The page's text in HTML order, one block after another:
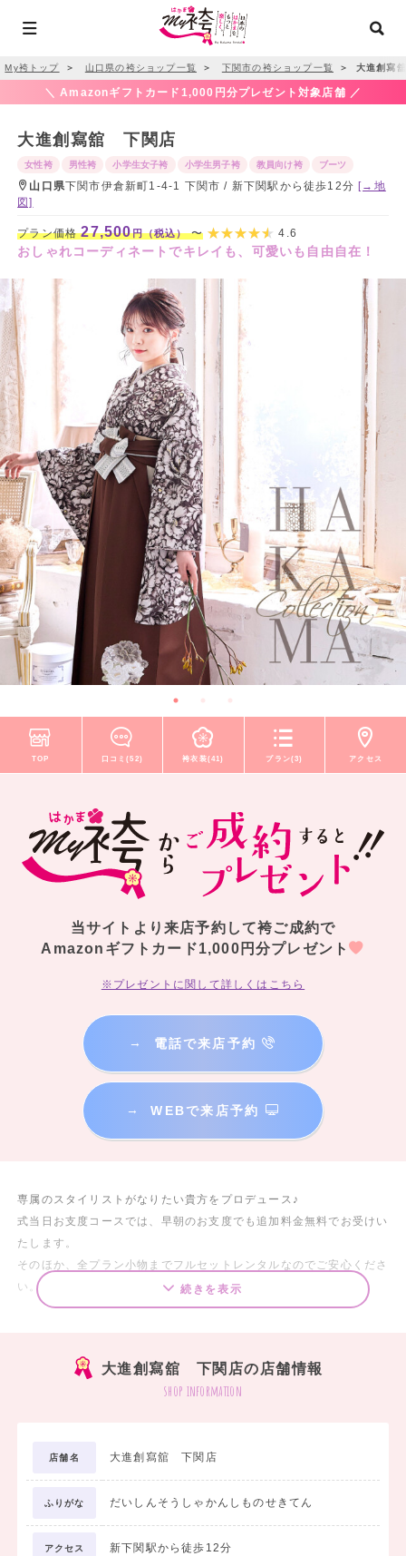
My袴トップ ＞ 山口県の袴ショップ一覧 ＞ 下関市の袴ショップ一覧 ＞ 大進創寫
＼ Amazonギフトカード1,000円分プレゼント対象店舗 ／
大進創寫舘 下関店
女性袴 男性袴 小学生女子袴 小学生男子袴 教員向け袴 ブーツ
山口県下関市伊倉新町1-4-1 下関市 / 新下関駅から徒歩12分[→地
図]
プラン価格27,500円（税込）〜 4.6
おしゃれコーディネートでキレイも、可愛いも自由自在！
TOP 口コミ(52) 袴衣装(41) プラン(3) アクセス
当サイトより来店予約して袴ご成約で
Amazonギフトカード1,000円分プレゼント
※プレゼントに関して詳しくはこちら
→ 電話で来店予約
→ WEBで来店予約
専属のスタイリストがなりたい貴方をプロデュース♪
式当日お支度コースでは、早朝のお支度でも追加料金無料でお受けい
たします。
そのほか、全プラン小物までフルセットレンタルなのでご安心くださ
い。
ご来場プレゼントでは、人気コーヒーショップの
ギフトカードをプレゼントいたします。
大進創寫舘にお越しください★
専属のスタイリストがなりたい貴方をプロデュース♪
式当日お支度コースでは、早朝のお支度でも追加料金無料でお受けい
たします。
そのほか、全プラン小物までフルセットレンタルなのでご安心くださ
続きを表示
大進創寫舘 下関店の店舗情報
shop information
店舗名 大進創寫舘 下関店
ふりがな だいしんそうしゃかんしものせきてん
アクセス 新下関駅から徒歩12分